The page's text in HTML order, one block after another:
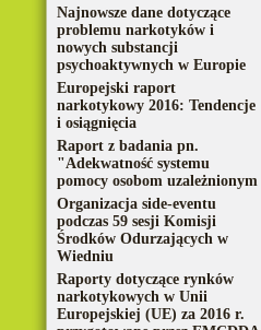
Najnowsze dane dotyczące
problemu narkotyków i
nowych substancji
psychoaktywnych w Europie
Europejski raport
narkotykowy 2016: Tendencje
i osiągnięcia
Raport z badania pn.
"Adekwatność systemu
pomocy osobom uzależnionym
Organizacja side-eventu
podczas 59 sesji Komisji
Środków Odurzających w
Wiedniu
Raporty dotyczące rynków
narkotykowych w Unii
Europejskiej (UE) za 2016 r.